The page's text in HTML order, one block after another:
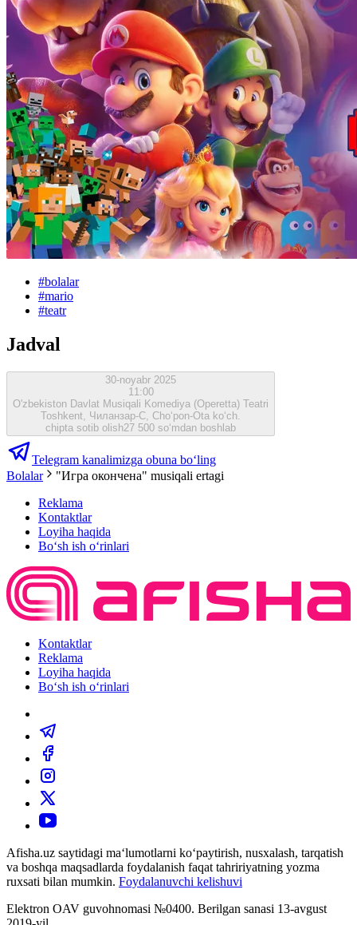
#bolalar
#mario
#teatr
Jadval
30-noyabr 2025
11:00
O'zbekiston Davlat Musiqali Komediya (Operetta) Teatri
Toshkent, Чиланзар-C, Cho‘pon-Ota ko‘ch.
chipta sotib olish27 500 so‘mdan boshlab
Telegram kanalimizga obuna bo‘ling
Bolalar
"Игра окончена" musiqali ertagi
Reklama
Kontaktlar
Loyiha haqida
Bo‘sh ish o‘rinlari
Kontaktlar
Reklama
Loyiha haqida
Bo‘sh ish o‘rinlari
Afisha.uz saytidagi ma‘lumotlarni ko‘paytirish, nusxalash, tarqatish
va boshqa maqsadlarda foydalanish faqat tahririyatning yozma
ruxsati bilan mumkin. Foydalanuvchi kelishuvi
Elektron OAV guvohnomasi №0400. Berilgan sanasi 13-avgust